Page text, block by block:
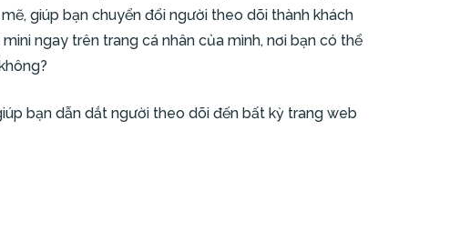
giúp bạn chuyển đổi người theo dõi thành khách
ngay trên trang cá nhân của mình, nơi bạn có thể
bạn dẫn dắt người theo dõi đến bất kỳ trang web